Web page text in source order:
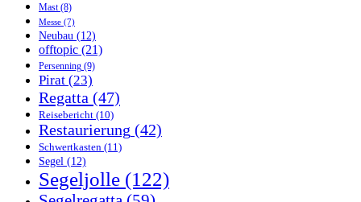
Mast(8)
Messe (7)
Neubau (12)
offtopic (21)
Persenning (9)
Pirat (23)
Regatta (47)
Reisebericht (10)
Restaurierung (42)
Schwertkasten (11)
Segel (12)
Segeljolle (122)